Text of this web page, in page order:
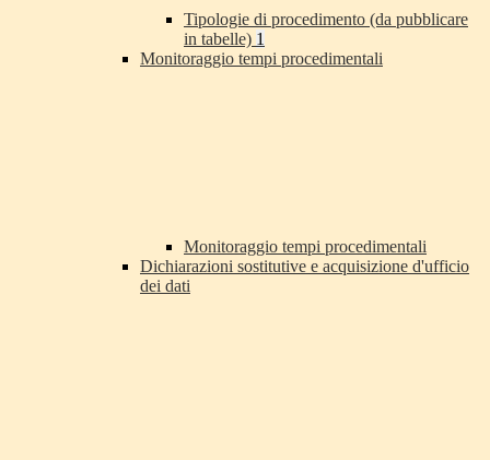
Tipologie di procedimento (da pubblicare
in tabelle) 1
Monitoraggio tempi procedimentali
Monitoraggio tempi procedimentali
Dichiarazioni sostitutive e acquisizione d'ufficio
dei dati